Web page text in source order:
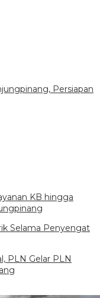
Persiapan
KB hingga
Selama Penyengat
PLN Gelar PLN